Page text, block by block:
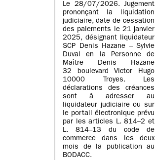
Le 28/07/2026. Jugement
prononçant la liquidation
judiciaire, date de cessation
des paiements le 21 janvier
2025, désignant liquidateur
SCP Denis Hazane – Sylvie
Duval en la Personne de
Maître Denis Hazane
32 boulevard Victor Hugo
10000 Troyes. Les
déclarations des créances
sont à adresser au
liquidateur judiciaire ou sur
le portail électronique prévu
par les articles L. 814–2 et
L. 814–13 du code de
commerce dans les deux
mois de la publication au
BODACC.